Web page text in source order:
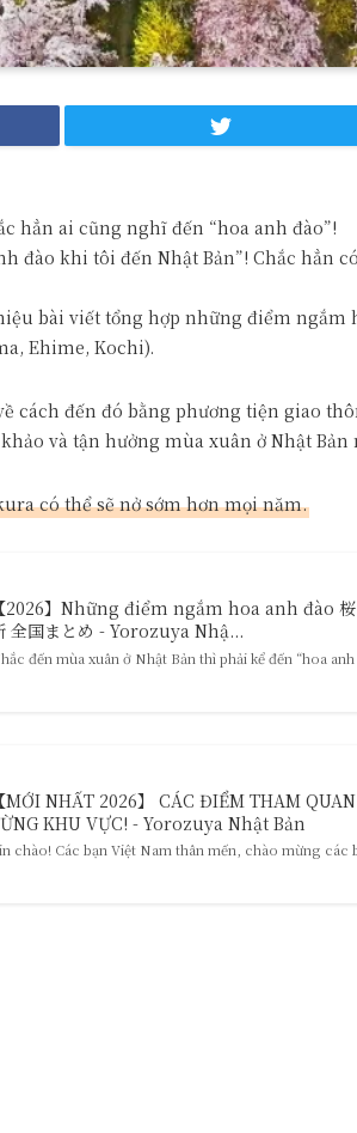
hẳn ai cũng nghĩ đến “hoa anh đào”!
đào khi tôi đến Nhật Bản”! Chắc hẳn
bài viết tổng hợp những điểm ngắm
Ehime, Kochi).
cách đến đó bằng phương tiện giao
và tận hưởng mùa xuân ở Nhật Bản
có thể sẽ nở sớm hơn mọi năm.
【2026】Những điểm ngắm hoa anh đào
全国まとめ - Yorozuya Nhậ...
đến mùa xuân ở Nhật Bản thì phải kể đến “hoa
【MỚI NHẤT 2026】 CÁC ĐIỂM THAM
KHU VỰC! - Yorozuya Nhật Bản
chào! Các bạn Việt Nam thân mến, chào mừng các